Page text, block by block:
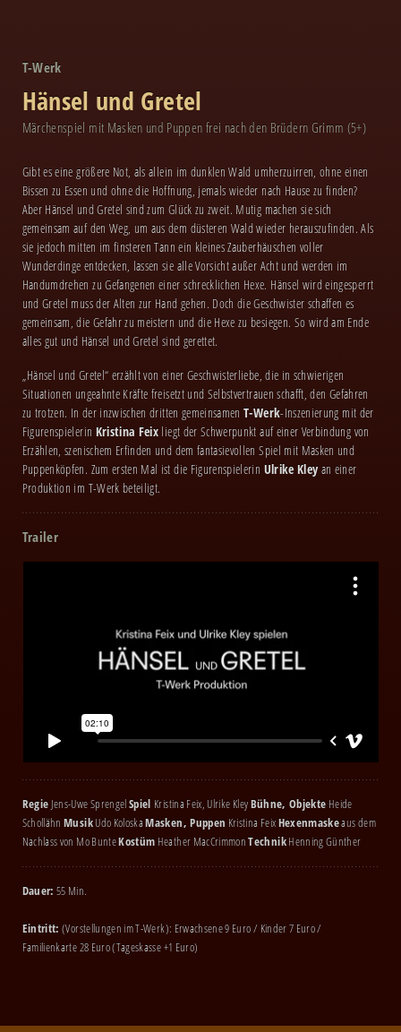
T-Werk
Hänsel und Gretel
Märchenspiel mit Masken und Puppen frei nach den Brüdern Grimm (5+)
Gibt es eine größere Not, als allein im dunklen Wald umherzuirren, ohne einen
Bissen zu Essen und ohne die Hoffnung, jemals wieder nach Hause zu finden?
Aber Hänsel und Gretel sind zum Glück zu zweit. Mutig machen sie sich
gemeinsam auf den Weg, um aus dem düsteren Wald wieder herauszufinden. Als
sie jedoch mitten im finsteren Tann ein kleines Zauberhäuschen voller
Wunderdinge entdecken, lassen sie alle Vorsicht außer Acht und werden im
Handumdrehen zu Gefangenen einer schrecklichen Hexe. Hänsel wird eingesperrt
und Gretel muss der Alten zur Hand gehen. Doch die Geschwister schaffen es
gemeinsam, die Gefahr zu meistern und die Hexe zu besiegen. So wird am Ende
alles gut und Hänsel und Gretel sind gerettet.
„Hänsel und Gretel“ erzählt von einer Geschwisterliebe, die in schwierigen
Situationen ungeahnte Kräfte freisetzt und Selbstvertrauen schafft, den Gefahren
zu trotzen. In der inzwischen dritten gemeinsamenT-Werk-Inszenierung mit der
Figurenspielerin Kristina Feix liegt der Schwerpunkt auf einer Verbindung von
Erzählen, szenischem Erfinden und dem fantasievollen Spiel mit Masken und
Puppenköpfen. Zum ersten Mal ist die Figurenspielerin Ulrike Kley an einer
Produktion im T-Werk beteiligt.
Trailer
Regie Jens-Uwe SprengelSpiel Kristina Feix, Ulrike KleyBühne, Objekte Heide
SchollähnMusikUdo KoloskaMasken, Puppen Kristina FeixHexenmaskeaus dem
Nachlass von Mo BunteKostüm Heather MacCrimmonTechnikHenning Günther
Dauer: 55 Min.
Eintritt: (Vorstellungen im T-Werk): Erwachsene 9 Euro / Kinder 7 Euro /
Familienkarte 28 Euro (Tageskasse +1 Euro)